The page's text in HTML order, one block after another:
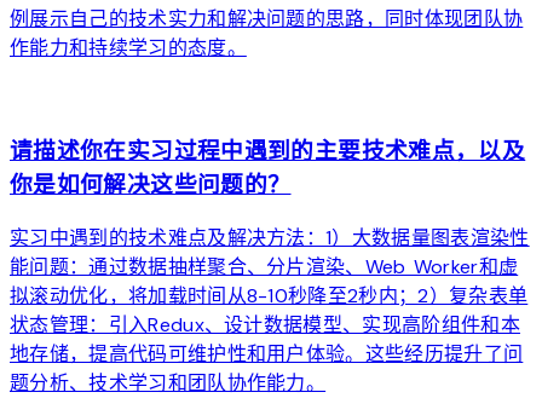
例展示自己的技术实力和解决问题的思路，同时体现团队协
作能力和持续学习的态度。
请描述你在实习过程中遇到的主要技术难点，以及
你是如何解决这些问题的？
实习中遇到的技术难点及解决方法：1）大数据量图表渲染性
能问题：通过数据抽样聚合、分片渲染、Web Worker和虚
拟滚动优化，将加载时间从8-10秒降至2秒内；2）复杂表单
状态管理：引入Redux、设计数据模型、实现高阶组件和本
地存储，提高代码可维护性和用户体验。这些经历提升了问
题分析、技术学习和团队协作能力。